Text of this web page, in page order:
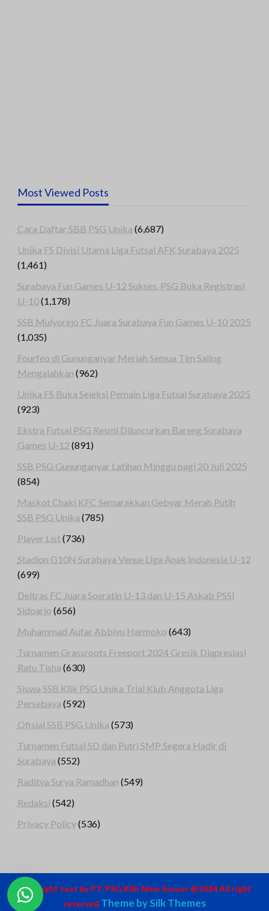
Most Viewed Posts
Cara Daftar SBB PSG Unika (6,687)
Unika FS Divisi Utama Liga Futsal AFK Surabaya 2025
(1,461)
Surabaya Fun Games U-12 Sukses, PSG Buka Registrasi
U-10(1,178)
SSB Mulyorejo FC Juara Surabaya Fun Games U-10 2025
(1,035)
Fourfeo di Gununganyar Meriah Semua Tim Saling
Mengalahkan (962)
Unika FS Buka Seleksi Pemain Liga Futsal Surabaya 2025
(923)
Ekstra Futsal PSG Resmi Diluncurkan Bareng Surabaya
Games U-12 (891)
SSB PSG Gununganyar Latihan Minggu pagi 20 Juli 2025
(854)
Maskot Chaki KFC Semarakkan Gebyar Merah Putih
SSB PSG Unika (785)
Player List(736)
Stadion G10N Surabaya Venue Liga Anak Indonesia U-12
(699)
Deltras FC Juara Soeratin U-13 dan U-15 Askab PSSI
Sidoarjo (656)
Muhammad Aufar Abbiyu Harmoko (643)
Turnamen Grassroots Freeport 2024 Gresik Diapresiasi
Ratu Tisha (630)
Siswa SSB Klik PSG Unika Trial Klub Anggota Liga
Persebaya (592)
Ofisial SSB PSG Unika (573)
Turnamen Futsal SD dan Putri SMP Segera Hadir di
Surabaya (552)
Raditya Surya Ramadhan (549)
Redaksi (542)
Privacy Policy(536)
Copyright text by PT. PSG Klik Nine Soccer @2024 All right
reserved Theme by Silk Themes